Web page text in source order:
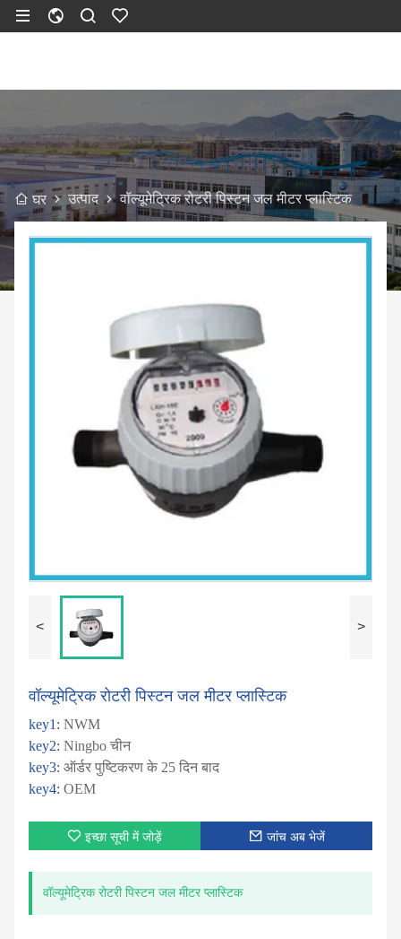
घर उत्पाद वॉल्यूमेट्रिक रोटरी पिस्टन जल मीटर प्लास्टिक
< >
वॉल्यूमेट्रिक रोटरी पिस्टन जल मीटर प्लास्टिक
key1: NWM
key2: Ningbo चीन
key3: ऑर्डर पुष्टिकरण के 25 दिन बाद
key4: OEM
इच्छा सूची में जोड़ें जांच अब भेजें
वॉल्यूमेट्रिक रोटरी पिस्टन जल मीटर प्लास्टिक